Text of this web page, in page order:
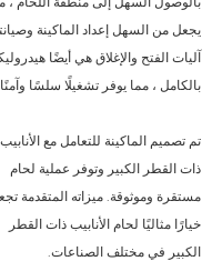
بالكامل ، مما يوفر تشغيلًا سلسًا وآمنًا.
الكبير في مختلف الصناعات.